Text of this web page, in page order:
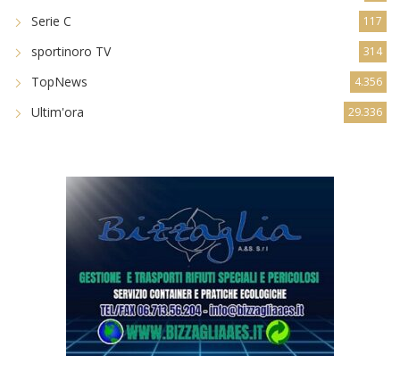
Serie C 117
sportinoro TV 314
TopNews 4.356
Ultim'ora 29.336